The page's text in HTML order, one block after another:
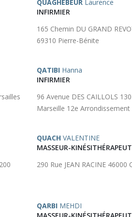
QUAGHEBEUR Laurence
INFIRMIER
165 Chemin DU GRAND
69310 Pierre-Bénite
QATIBI Hanna
INFIRMIER
96 Avenue DES CAILLOLS
Marseille 12e Arrondissement
QUACH VALENTINE
MASSEUR-
290 Rue JEAN RACINE 46000
QARBI MEHDI